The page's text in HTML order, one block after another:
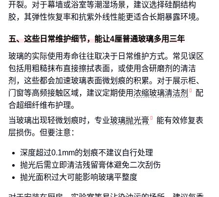
开裂。对于幕墙或浴室等潮湿场景，建议选择硅酮结构
胶，其弹性恢复率和抗紫外线性能更适合长期暴露环境。
五、这些日常维护细节，能让4厘普通玻璃多用三年
玻璃的实际使用寿命往往取决于日常维护方式。常见误区
包括用粗糙抹布直接擦拭表面，或使用含研磨剂的清洁
剂，这些都会加速玻璃表面微划痕的积累。对于展示柜、
门窗等高频接触区域，建议定期使用浓缩玻璃清洁剂
配
合超细纤维布护理。
当玻璃出现轻微划痕时，专业玻璃抛光膏
能有效修复表
层损伤。但要注意：
深度超过0.1mm的划痕不建议自行处理
抛光后需立即清洁残留膏体避免二次刮伤
抛光面积过大可能影响玻璃平整度